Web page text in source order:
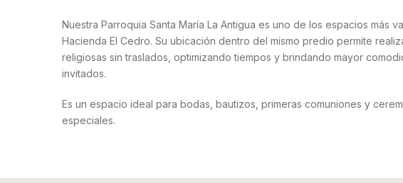
Nuestra Parroquia Santa María La Antigua es uno de los espacios más
Hacienda El Cedro. Su ubicación dentro del mismo predio permite
religiosas sin traslados, optimizando tiempos y brindando mayor
invitados.
Es un espacio ideal para bodas, bautizos, primeras comuniones y
especiales.